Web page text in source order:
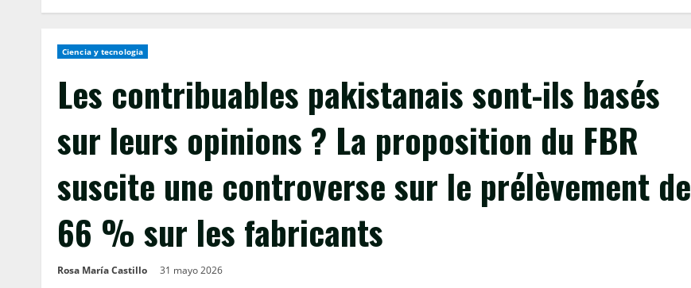
Ciencia y tecnologia
Les contribuables pakistanais sont-ils basés
sur leurs opinions ? La proposition du FBR
suscite une controverse sur le prélèvement de
66 % sur les fabricants
Rosa María Castillo 31 mayo 2026